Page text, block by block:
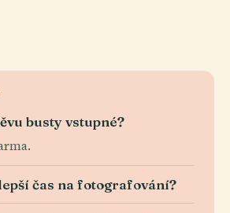
busty vstupné?
čas na fotografování?